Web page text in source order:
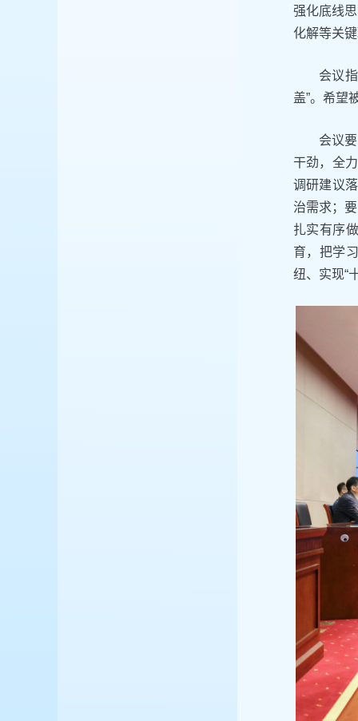
强化底线
化解等关
会议
盖”。希望
会议
干劲，全
调研建议
治需求；
扎实有序
育，把学
纽、实现“